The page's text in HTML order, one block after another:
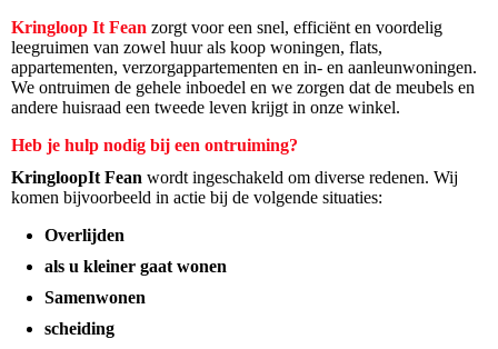
Kringloop It Fean zorgt voor een snel, efficiënt en voordelig
leegruimen van zowel huur als koop woningen, flats,
appartementen, verzorgappartementen en in- en aanleunwoningen.
We ontruimen de gehele inboedel en we zorgen dat de meubels en
andere huisraad een tweede leven krijgt in onze winkel.
Heb je hulp nodig bij een ontruiming?
KringloopIt Fean wordt ingeschakeld om diverse redenen. Wij
komen bijvoorbeeld in actie bij de volgende situaties:
Overlijden
als u kleiner gaat wonen
Samenwonen
scheiding